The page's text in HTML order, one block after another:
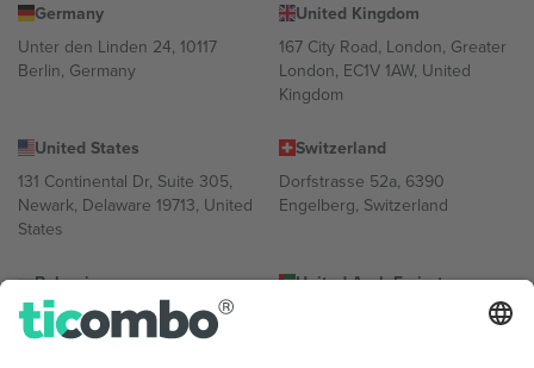
Germany
Unter den Linden 24, 10117
Berlin, Germany
United Kingdom
167 City Road, London, Greater
London, EC1V 1AW, United
Kingdom
United States
131 Continental Dr, Suite 305,
Newark, Delaware 19713, United
States
Switzerland
Dorfstrasse 52a, 6390
Engelberg, Switzerland
Bulgaria
Regus Sofia City West, bul
Totleben 53-55, 1606 Sofia,
United Arab Emirates
UAE Dubai Silicon Oasis, DDP